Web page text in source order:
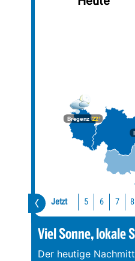
Bregenz22°
Jetzt 5 6 7 8
Viel Sonne, lokale
Der heutige